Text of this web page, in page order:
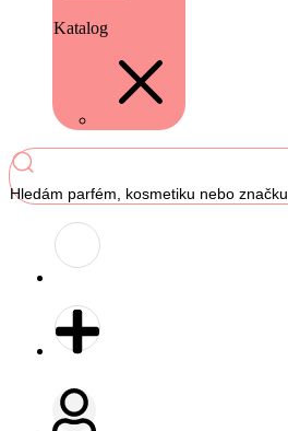
Katalog
Hledám parfém, kosmetiku nebo značku